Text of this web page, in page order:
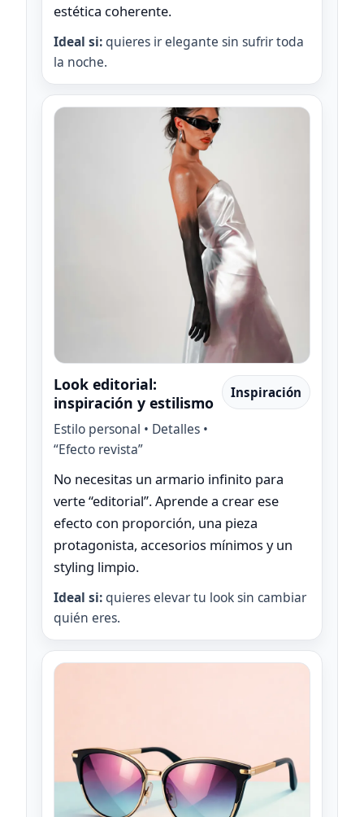
estética coherente.
Ideal si:quieres ir elegante sin sufrir toda
la noche.
Look editorial:
inspiración y estilismo
Estilo personal • Detalles •
“Efecto revista”
Inspiración
No necesitas un armario infinito para
verte “editorial”. Aprende a crear ese
efecto con proporción, una pieza
protagonista, accesorios mínimos y un
styling limpio.
Ideal si:quieres elevar tu look sin cambiar
quién eres.